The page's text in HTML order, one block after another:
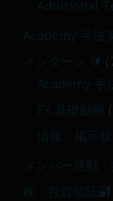
Additional
Academy 手法
インターン 🔰
Academy 手
FX 基礎動画
情報・掲示
メンバー活動
株・投資信託🔐